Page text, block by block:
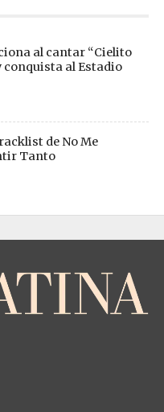
al cantar “Cielito
conquista al Estadio
de No Me
Tanto